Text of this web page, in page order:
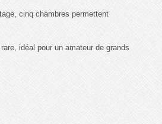
cinq chambres permettent
idéal pour un amateur de grands